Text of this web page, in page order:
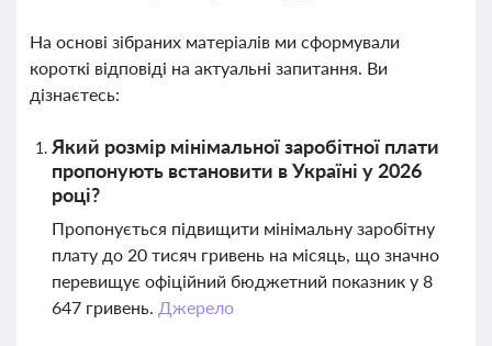
На основі зібраних матеріалів ми сформували
короткі відповіді на актуальні запитання. Ви
дізнаєтесь:
Який розмір мінімальної заробітної плати
пропонують встановити в Україні у 2026
році?
Пропонується підвищити мінімальну заробітну
плату до 20 тисяч гривень на місяць, що значно
перевищує офіційний бюджетний показник у 8
647 гривень. Джерело